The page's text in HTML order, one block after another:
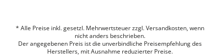
* Alle Preise inkl. gesetzl. Mehrwertsteuer zzgl. Versandkosten, wenn
nicht anders beschrieben.
Der angegebenen Preis ist die unverbindliche Preisempfehlung des
Herstellers, mit Ausnahme reduzierter Preise.